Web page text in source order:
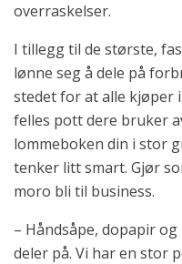
overraskelser.
I tillegg til de største,
lønne seg å dele på
stedet for at alle kjøper
felles pott dere bruker
lommeboken din i stor
tenker litt smart. Gjør
moro bli til business.
– Håndsåpe, dopapir
deler på. Vi har en stor